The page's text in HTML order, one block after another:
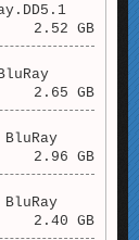
2.52 GB
2.65 GB
2.96 GB
2.40 GB